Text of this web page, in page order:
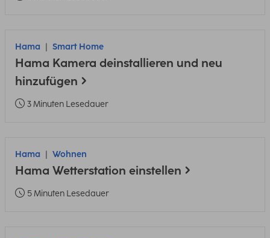
Hama Smart Home
Hama Kamera deinstallieren und neu
hinzufügen
3 Minuten Lesedauer
Hama Wohnen
Hama Wetterstation einstellen
5 Minuten Lesedauer